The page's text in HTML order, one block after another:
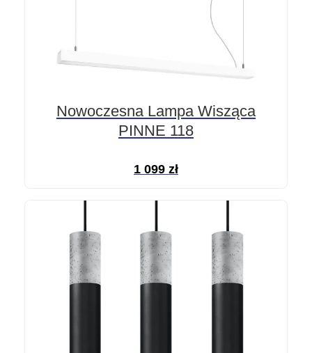
Nowoczesna Lampa Wisząca
PINNE 118
1 099 zł